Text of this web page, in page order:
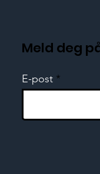
Meld deg
E-post